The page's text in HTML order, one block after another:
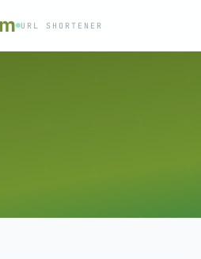
URL SHORTENER